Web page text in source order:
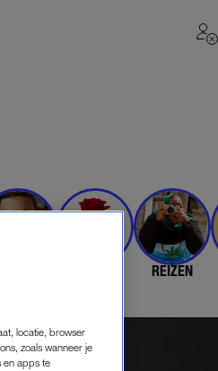
REIZEN
locatie, browser
zoals wanneer je
en apps te